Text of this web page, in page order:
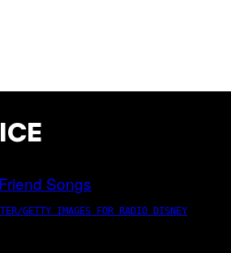
GETTY IMAGES FOR RADIO DISNEY